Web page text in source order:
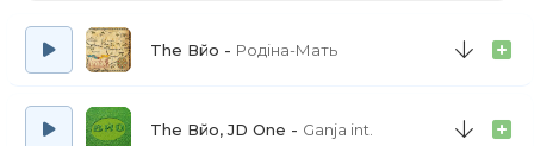
The Вйо Родіна-Мать
The Вйо, JD One Ganja int.